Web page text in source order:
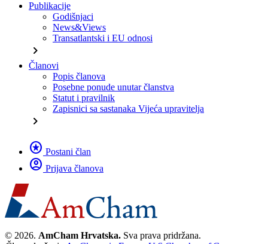
Publikacije
Godišnjaci
News&Views
Transatlantski i EU odnosi
chevron_right
Članovi
Popis članova
Posebne ponude unutar članstva
Statut i pravilnik
Zapisnici sa sastanaka Vijeća upravitelja
chevron_right
stars Postani član
account_circle Prijava članova
© 2026. AmCham Hrvatska. Sva prava pridržana.